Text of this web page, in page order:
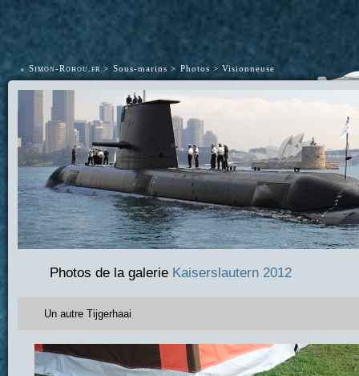
• Simon-Rohou.fr Sous-marins Photos Visionneuse
Photos de la galerie Kaiserslautern 2012
Un autre Tijgerhaai